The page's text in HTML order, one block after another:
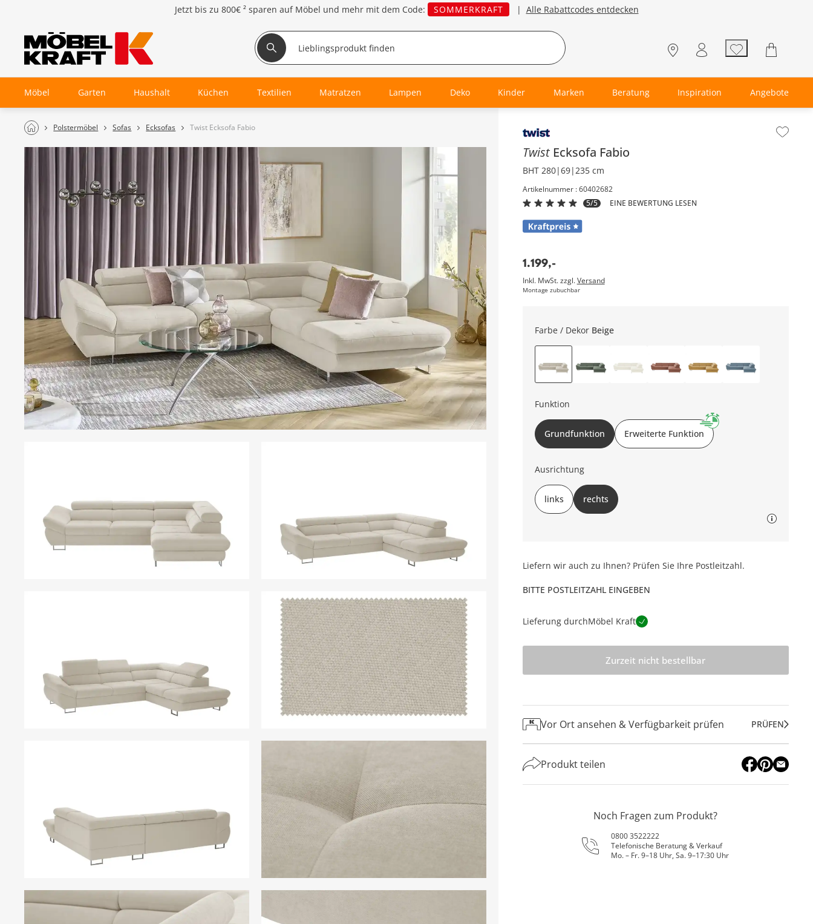
Jetzt bis zu 800€ ² sparen auf Möbel und mehr mit dem Code: SOMMERKRAFT | Alle Rabattcodes entdecken
Möbel Garten Haushalt Küchen Textilien Matratzen Lampen Deko Kinder Marken Beratung Inspiration Angebote
Polstermöbel Sofas Ecksofas Twist Ecksofa Fabio Inhalt der Seitenleiste überspringen - Zum Seitenende
Twist Ecksofa Fabio
BHT 280|69|235 cm
Artikelnummer : 60402682
5/5
EINE BEWERTUNG LESEN
1.199,-
Inkl. MwSt. zzgl.Versand
Montage zubuchbar
Farbe / Dekor Beige
Funktion
Grundfunktion Erweiterte Funktion
Ausrichtung
links rechts
Liefern wir auch zu Ihnen? Prüfen Sie Ihre Postleitzahl.
BITTE POSTLEITZAHL EINGEBEN
Lieferung durchMöbel Kraft
Zurzeit nicht bestellbar
Vor Ort ansehen & Verfügbarkeit prüfen PRÜFEN
Produkt teilen
Noch Fragen zum Produkt?
0800 3522222
Telefonische Beratung & Verkauf
Mo. – Fr. 9–18 Uhr, Sa. 9–17:30 Uhr